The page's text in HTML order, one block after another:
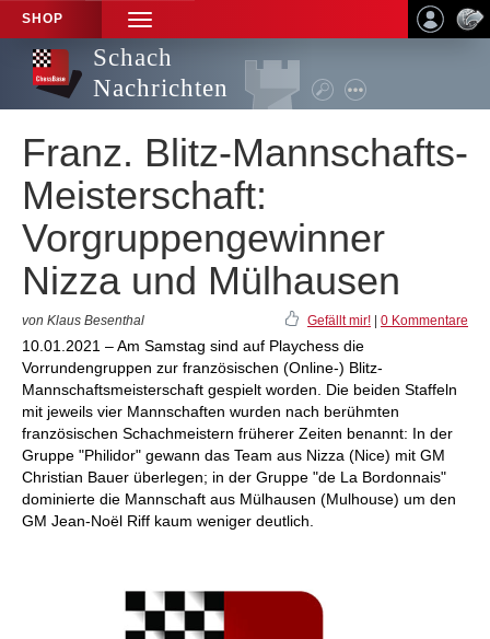
SHOP
TOGGLE
NAVIGATION
Schach
Nachrichten
Franz. Blitz-Mannschafts-
Meisterschaft:
Vorgruppengewinner
Nizza und Mülhausen
von Klaus Besenthal Gefällt mir! 0 Kommentare
10.01.2021 – Am Samstag sind auf Playchess die
Vorrundengruppen zur französischen (Online-) Blitz-
Mannschaftsmeisterschaft gespielt worden. Die beiden Staffeln
mit jeweils vier Mannschaften wurden nach berühmten
französischen Schachmeistern früherer Zeiten benannt: In der
Gruppe "Philidor" gewann das Team aus Nizza (Nice) mit GM
Christian Bauer überlegen; in der Gruppe "de La Bordonnais"
dominierte die Mannschaft aus Mülhausen (Mulhouse) um den
GM Jean-Noël Riff kaum weniger deutlich.